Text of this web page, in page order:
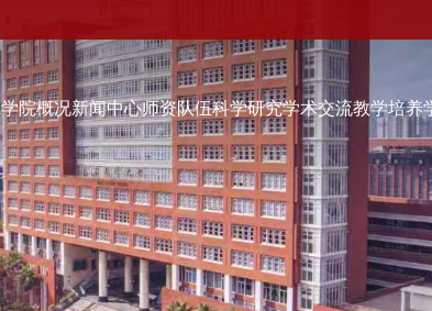
学院概况新闻中心师资队伍科学研究学术交流教学培养
教学培养
本科生
硕士生
博士生
数字经济（非全日制）...
学院党建